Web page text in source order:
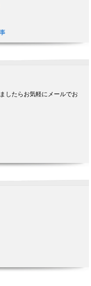
したらお気軽にメールでお